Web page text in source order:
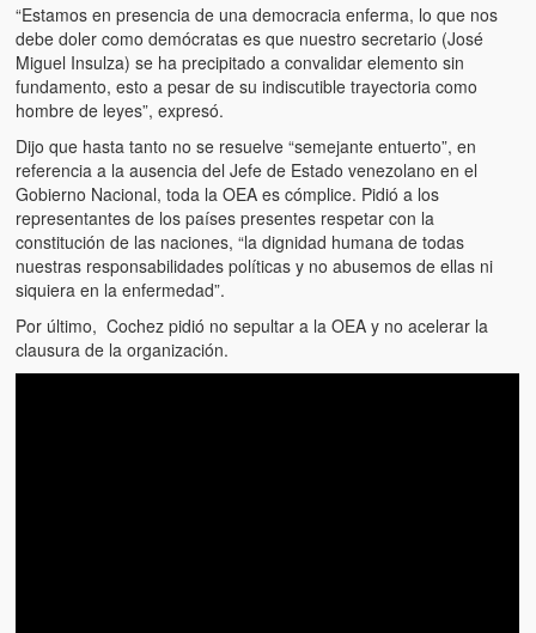
“Estamos en presencia de una democracia enferma, lo que nos
debe doler como demócratas es que nuestro secretario (José
Miguel Insulza) se ha precipitado a convalidar elemento sin
fundamento, esto a pesar de su indiscutible trayectoria como
hombre de leyes”, expresó.
Dijo que hasta tanto no se resuelve “semejante entuerto”, en
referencia a la ausencia del Jefe de Estado venezolano en el
Gobierno Nacional, toda la OEA es cómplice. Pidió a los
representantes de los países presentes respetar con la
constitución de las naciones, “la dignidad humana de todas
nuestras responsabilidades políticas y no abusemos de ellas ni
siquiera en la enfermedad”.
Por último, Cochez pidió no sepultar a la OEA y no acelerar la
clausura de la organización.